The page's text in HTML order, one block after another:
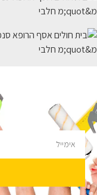
מעוניינים לקבל עדכונים